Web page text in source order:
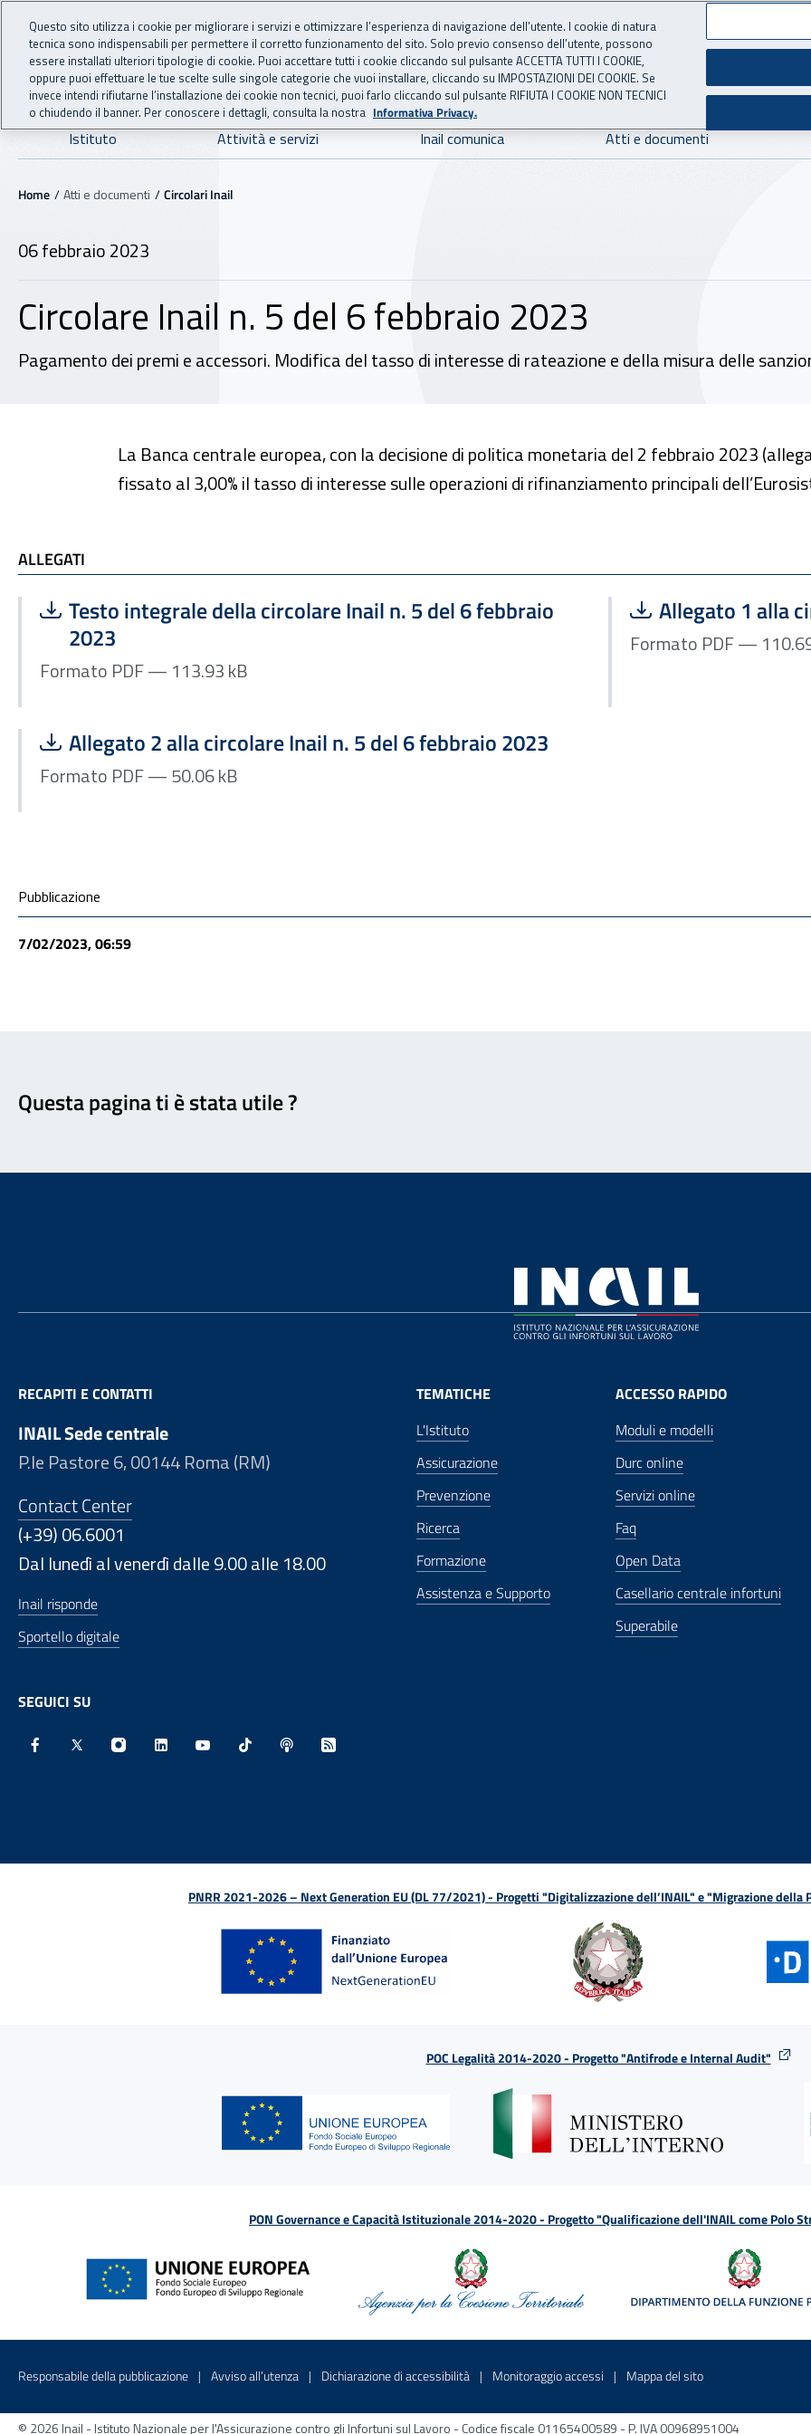
Vai al menu principale
Vai al contenuto principale
INAIL - Istituto Nazionale per l'Assicurazione
Navigazione principale
Istituto Attività e servizi Inail comunica Atti e documenti
Navigazione - Ti trovi in:
Home Atti e documenti Circolari Inail
06 febbraio 2023
06 febbraio 2023
Circolare Inail n. 5 del 6 febbraio 2023
Pagamento dei premi e accessori. Modifica del tasso di interesse di rateazione e della misura delle
La Banca centrale europea, con la decisione di politica monetaria del 2 febbraio 2023
fissato al 3,00% il tasso di interesse sulle operazioni di rifinanziamento principali
ALLEGATI
ALLEGATI
Scarica file:
Testo integrale della circolare Inail n. 5 del 6 febbraio
2023
Formato PDF — Dimensione 113.93 kB
Formato PDF — 113.93 kB
Scarica file:
Allegato 1 alla
Scarica file:
Allegato 2 alla circolare Inail n. 5 del 6 febbraio 2023
Formato PDF — Dimensione 50.06 kB
Formato PDF — 50.06 kB
Condivisione social
Pubblicazione
7/02/2023, 06:59
Questa pagina ti è stata utile ?
RECAPITI E CONTATTI
INAIL Sede centrale
P.le Pastore 6, 00144 Roma (RM)
Contact Center
(+39) 06.6001
Dal lunedì al venerdì dalle 9.00 alle 18.00
Inail risponde
Sportello digitale
SEGUICI SU
TEMATICHE
L'Istituto
Assicurazione
Prevenzione
Ricerca
Formazione
Assistenza e Supporto
ACCESSO RAPIDO
Moduli e modelli
Durc online
Servizi online
Faq
Open Data
Casellario centrale infortuni
Superabile
PNRR 2021-2026 – Next Generation EU (DL 77/2021) - Progetti "Digitalizzazione dell’INAIL" e "Migrazione della
POC Legalità 2014-2020 - Progetto "Antifrode e Internal Audit"
PON Governance e Capacità Istituzionale 2014-2020 - Progetto "Qualificazione dell'INAIL come Polo
Menu di servizio
Responsabile della pubblicazione Sito interno - Apre in una nuova finestra
Avviso all’utenza Sito interno - Apre in una nuova finestra
Dichiarazione di accessibilità Sito interno - Apre in una nuova finestra
Monitoraggio accessi Sito interno - Apre in una nuova
Mappa del sitoSito interno - Apre
© 2026 Inail - Istituto Nazionale per l'Assicurazione contro gli Infortuni sul Lavoro - Codice fiscale 01165400589 - P. IVA 00968951004
Questo sito utilizza i cookie per migliorare i servizi e ottimizzare l’esperienza di navigazione dell’utente. I cookie di natura
tecnica sono indispensabili per permettere il corretto funzionamento del sito. Solo previo consenso dell’utente, possono
essere installati ulteriori tipologie di cookie. Puoi accettare tutti i cookie cliccando sul pulsante ACCETTA TUTTI I COOKIE,
oppure puoi effettuare le tue scelte sulle singole categorie che vuoi installare, cliccando su IMPOSTAZIONI DEI COOKIE. Se
invece intendi rifiutarne l’installazione dei cookie non tecnici, puoi farlo cliccando sul pulsante RIFIUTA I COOKIE NON TECNICI
o chiudendo il banner. Per conoscere i dettagli, consulta la nostra Informativa Privacy.